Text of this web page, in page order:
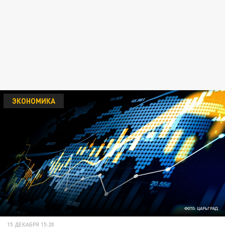
ФОТО: ЦАРЬГРАД
ЭКОНОМИКА
15 ДЕКАБРЯ 15:20